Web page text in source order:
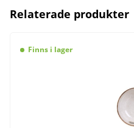
Relaterade produkter
Finns i lager